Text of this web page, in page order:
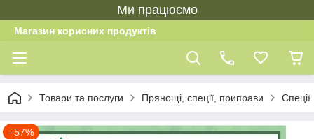
Ми працюємо
Магазин корисних продуктів
Товари та послуги Прянощі, спеції, приправи Спеції
–57%